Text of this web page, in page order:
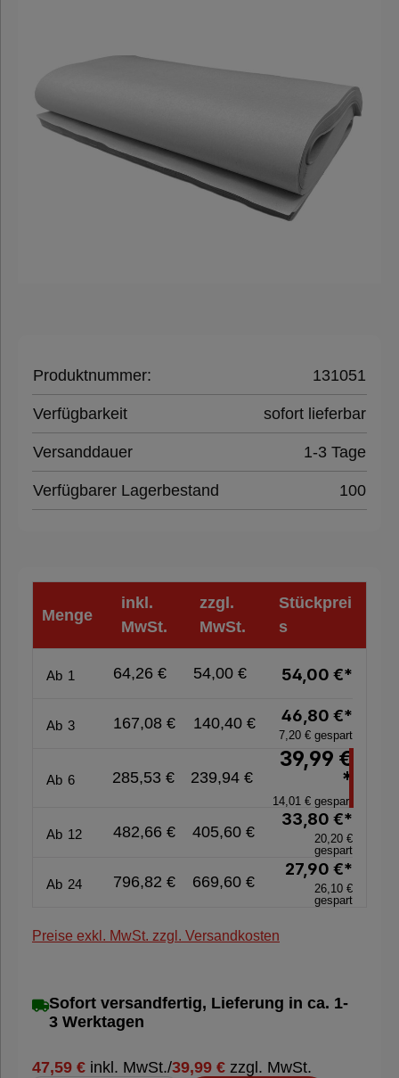
Luftkissenfolie
Folien,
Paletten &
Umreifung
Verpackungsmaschinen
%
Sale
%
Produktnummer: 131051
Verfügbarkeit sofort lieferbar
Versanddauer 1-3 Tage
Verfügbarer Lagerbestand 100
Menge
inkl.
MwSt.
zzgl.
MwSt.
Stückprei
s
Ab 1 64,26 € 54,00 € 54,00 €*
Ab 3 167,08 € 140,40 € 46,80 €*
7,20 € gespart
Ab 6 285,53 € 239,94 €
39,99 €
*
14,01 € gespart
Ab 12 482,66 € 405,60 €
33,80 €*
20,20 €
gespart
Ab 24 796,82 € 669,60 €
27,90 €*
26,10 €
gespart
Preise exkl. MwSt. zzgl. Versandkosten
Sofort versandfertig, Lieferung in ca. 1-
3 Werktagen
47,59 € inkl. MwSt./39,99 € zzgl. MwSt.